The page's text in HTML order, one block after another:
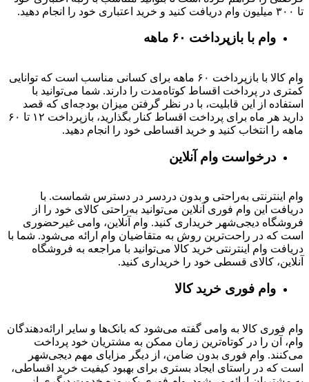
تا ۳۰۰ میلیون وام دریافت کنید و خرید اعتباری خود را انجام دهید.
وام با بازپرداخت ۶۰ ماهه
وام کالا با بازپرداخت ۶۰ ماهه برای کسانی مناسب است که توانایی
کمتری در پرداخت اقساط کوتاه‌مدت را دارند. شما می‌توانید با
استفاده از این قابلیت، با در نظر گرفتن میزان بودجه‌ای که قصد
دارید هر ماه برای پرداخت اقساط کنار بگذارید، بازپرداخت ۱۲ تا ۶۰
ماهه را انتخاب کنید و خرید اقساطی خود را انجام دهید.
درخواست وام آنلاین
وام اینترنتی به‌راحتی و بدون دردسر در دسترس شماست. با
دریافت این وام فوری آنلاین می‌توانید به‌راحتی کالای خود را از
فروشگاه دیجی‌شهر خریداری کنید. وام آنلاین، وامی غیرحضوری
است که در راحت‌ترین روش به متقاضیان وام ارائه می‌شود. شما با
دریافت وام اینترنتی خرید کالا می‌توانید با مراجعه به فروشگاه
آنلاین، کالای قسطی خود را خریداری کنید.
وام فوری خرید کالا
وام فوری کالا به وامی گفته می‌شود که بانک‌ها و سایر ارائه‌دهندگان
وام، آن را در کوتاه‌ترین زمان ممکن به مشتریان خود پرداخت
می‌کنند. وام فوری بدون ضامن، از دیگر مزایای مهم دیجی‌شهر
است که در راستای ایجاد بستری برای بهبود کیفیت خرید اقساطی،